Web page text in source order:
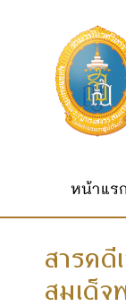
หน้าแรก
สารคดี
สมเด็จ